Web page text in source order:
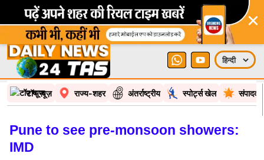
×
टॉप न्यूज़ राज्य-शहर अंतर्राष्ट्रीय स्पोर्ट्स खेल
Pune to see pre-monsoon showers:
IMD